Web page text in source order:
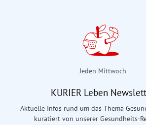
Jeden Mittwoch
KURIER Leben
Aktuelle Infos rund um das Thema
kuratiert von unserer Gesundheits-